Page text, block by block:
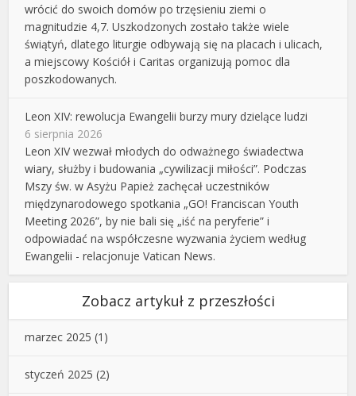
wrócić do swoich domów po trzęsieniu ziemi o
magnitudzie 4,7. Uszkodzonych zostało także wiele
świątyń, dlatego liturgie odbywają się na placach i ulicach,
a miejscowy Kościół i Caritas organizują pomoc dla
poszkodowanych.
Leon XIV: rewolucja Ewangelii burzy mury dzielące ludzi
6 sierpnia 2026
Leon XIV wezwał młodych do odważnego świadectwa
wiary, służby i budowania „cywilizacji miłości”. Podczas
Mszy św. w Asyżu Papież zachęcał uczestników
międzynarodowego spotkania „GO! Franciscan Youth
Meeting 2026”, by nie bali się „iść na peryferie” i
odpowiadać na współczesne wyzwania życiem według
Ewangelii - relacjonuje Vatican News.
Zobacz artykuł z przeszłości
marzec 2025 (1)
styczeń 2025 (2)